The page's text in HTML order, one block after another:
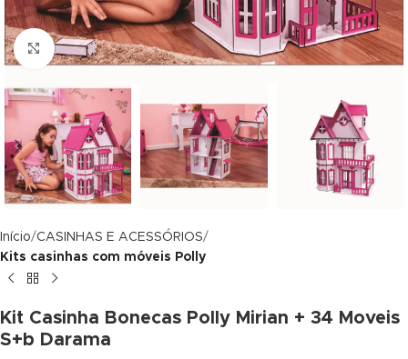
panel
panel
panel
panel
panel
panel
Click to enlarge
Início CASINHAS E ACESSÓRIOS
Kits casinhas com móveis Polly
Kit Casinha Bonecas Polly Mirian + 34 Moveis
S+b Darama